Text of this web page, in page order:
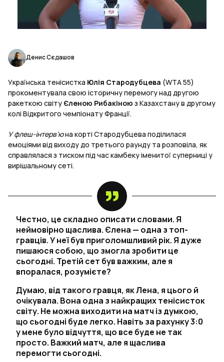
Денис Сєдашов
Українська тенісистка Юлія Стародубцева (WTA 55)
прокоментувала свою історичну перемогу над другою
ракеткою світу Єленою Рибакіною з Казахстану в другому
колі Відкритого чемпіонату Франції.
У флеш-інтерв'юна корті Стародубцева поділилася
емоціями від виходу до третього раунду та розповіла, як
справлялася з тиском під час камбеку іменитої суперниці у
вирішальному сеті.
Честно, це складно описати словами. Я
неймовірно щаслива. Єлена — одна з топ-
гравців. У неї був приголомшливий рік. Я дуже
пишаюся собою, що змогла зробити це
сьогодні. Третій сет був важким, але я
впоралася, розумієте?
Думаю, від такого гравця, як Лена, я цього й
очікувала. Вона одна з найкращих тенісисток
світу. Не можна виходити на матч із думкою,
що сьогодні буде легко. Навіть за рахунку 3:0
у мене було відчуття, що все буде не так
просто. Важкий матч, але я щаслива
перемогти сьогодні.